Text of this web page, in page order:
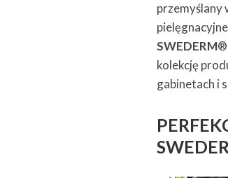
przemyślany
SWEDERM®
kolekcję
gabinetach i